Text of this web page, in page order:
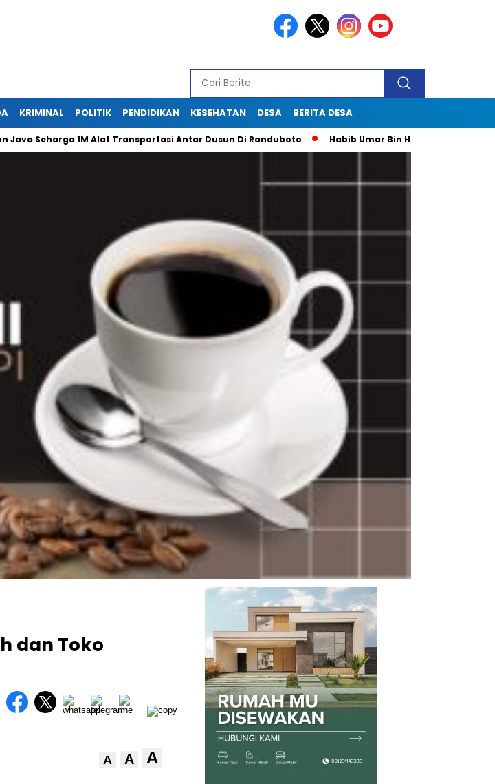
KRIMINAL POLITIK PENDIDIKAN KESEHATAN DESA BERITA DESA
Seharga 1M Alat Transportasi Antar Dusun Di Randuboto Habib Umar Bin Hafidz Ingatkan Warga
dan Toko
A A A